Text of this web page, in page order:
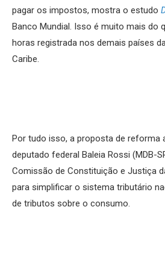
pagar os impostos, mostra o estudo
Banco Mundial. Isso é muito mais do
horas registrada nos demais países
Caribe.
Por tudo isso, a proposta de reforma
deputado federal Baleia Rossi (MDB-
Comissão de Constituição e Justiça
para simplificar o sistema tributário
de tributos sobre o consumo.